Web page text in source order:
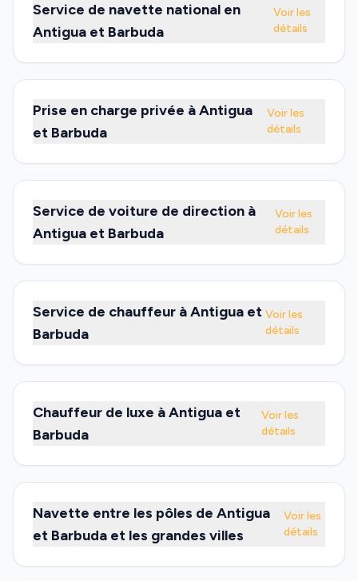
Service de navette national en
Antigua et Barbuda
Voir les
détails
Prise en charge privée à Antigua
et Barbuda
Voir les
détails
Service de voiture de direction à
Antigua et Barbuda
Voir les
détails
Service de chauffeur à Antigua et
Barbuda
Voir les
détails
Chauffeur de luxe à Antigua et
Barbuda
Voir les
détails
Navette entre les pôles de Antigua
et Barbuda et les grandes villes
Voir les
détails